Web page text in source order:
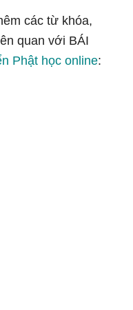
các từ khóa,
quan với BÁI
Phật học online: